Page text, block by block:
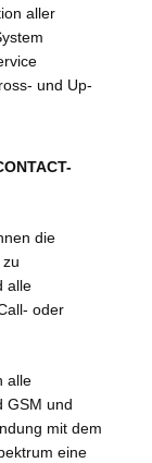
aller
und Up-
die
alle
oder
alle
GSM und
mit dem
eine